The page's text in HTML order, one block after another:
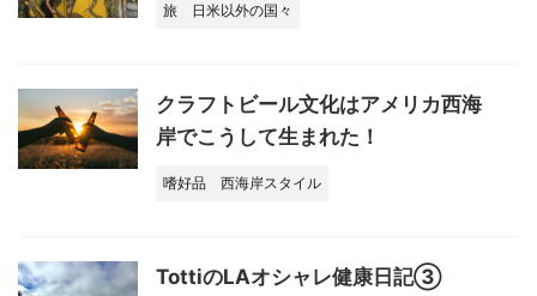
旅 日米以外の国々
クラフトビール文化はアメリカ西海
岸でこうして生まれた！
嗜好品 西海岸スタイル
TottiのLAオシャレ健康日記③